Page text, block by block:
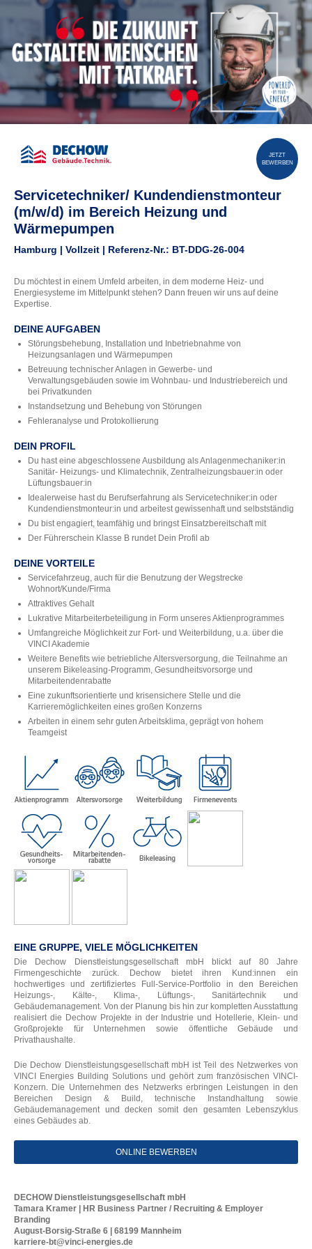
JETZT
BEWERBEN
Servicetechniker/ Kundendienstmonteur
(m/w/d) im Bereich Heizung und
Wärmepumpen
Hamburg | Vollzeit | Referenz-Nr.: BT-DDG-26-004
Du möchtest in einem Umfeld arbeiten, in dem moderne Heiz- und
Energiesysteme im Mittelpunkt stehen? Dann freuen wir uns auf deine
Expertise.
DEINE AUFGABEN
Störungsbehebung, Installation und Inbetriebnahme von
Heizungsanlagen und Wärmepumpen
Betreuung technischer Anlagen in Gewerbe- und
Verwaltungsgebäuden sowie im Wohnbau- und Industriebereich und
bei Privatkunden
Instandsetzung und Behebung von Störungen
Fehleranalyse und Protokollierung
DEIN PROFIL
Du hast eine abgeschlossene Ausbildung als Anlagenmechaniker:in
Sanitär- Heizungs- und Klimatechnik, Zentralheizungsbauer:in oder
Lüftungsbauer:in
Idealerweise hast du Berufserfahrung als Servicetechniker:in oder
Kundendienstmonteur:in und arbeitest gewissenhaft und selbstständig
Du bist engagiert, teamfähig und bringst Einsatzbereitschaft mit
Der Führerschein Klasse B rundet Dein Profil ab
DEINE VORTEILE
Servicefahrzeug, auch für die Benutzung der Wegstrecke
Wohnort/Kunde/Firma
Attraktives Gehalt
Lukrative Mitarbeiterbeteiligung in Form unseres Aktienprogrammes
Umfangreiche Möglichkeit zur Fort- und Weiterbildung, u.a. über die
VINCI Akademie
Weitere Benefits wie betriebliche Altersversorgung, die Teilnahme an
unserem Bikeleasing-Programm, Gesundheitsvorsorge und
Mitarbeitendenrabatte
Eine zukunftsorientierte und krisensichere Stelle und die
Karrieremöglichkeiten eines großen Konzerns
Arbeiten in einem sehr guten Arbeitsklima, geprägt von hohem
Teamgeist
EINE GRUPPE, VIELE MÖGLICHKEITEN
Die Dechow Dienstleistungsgesellschaft mbH blickt auf 80 Jahre
Firmengeschichte zurück. Dechow bietet ihren Kund:innen ein
hochwertiges und zertifiziertes Full-Service-Portfolio in den Bereichen
Heizungs-, Kälte-, Klima-, Lüftungs-, Sanitärtechnik und
Gebäudemanagement. Von der Planung bis hin zur kompletten Ausstattung
realisiert die Dechow Projekte in der Industrie und Hotellerie, Klein- und
Großprojekte für Unternehmen sowie öffentliche Gebäude und
Privathaushalte.
Die Dechow Dienstleistungsgesellschaft mbH ist Teil des Netzwerkes von
VINCI Energies Building Solutions und gehört zum französischen VINCI-
Konzern. Die Unternehmen des Netzwerks erbringen Leistungen in den
Bereichen Design & Build, technische Instandhaltung sowie
Gebäudemanagement und decken somit den gesamten Lebenszyklus
eines Gebäudes ab.
ONLINE BEWERBEN
DECHOW Dienstleistungsgesellschaft mbH
Tamara Kramer | HR Business Partner / Recruiting & Employer
Branding
August-Borsig-Straße 6 | 68199 Mannheim
karriere-bt@vinci-energies.de